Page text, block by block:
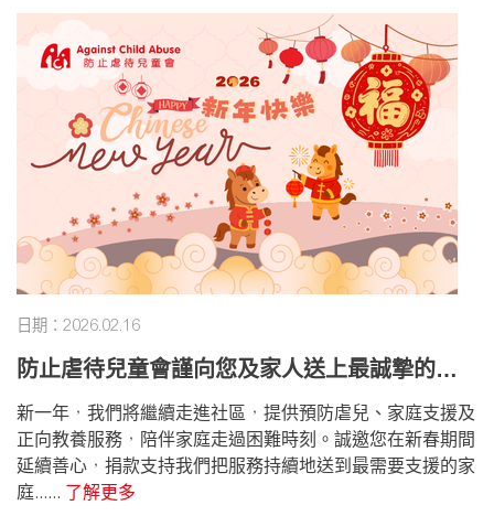
日期：2026.02.16
防止虐待兒童會謹向您及家人送上最誠摯的祝
新一年，我們將繼續走進社區，提供預防虐兒、家庭支援及
正向教養服務，陪伴家庭走過困難時刻。誠邀您在新春期間
延續善心，捐款支持我們把服務持續地送到最需要支援的家
庭...... 了解更多